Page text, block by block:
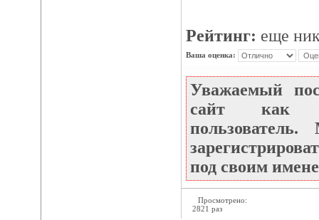
Рейтинг: еще
Ваша оценка:
Уважаемый
сайт как
под своим
Просмотрено:
2821 раз